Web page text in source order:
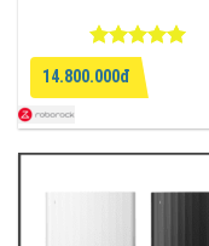
Được xếp
hạng
55
sao
14.800.000đ